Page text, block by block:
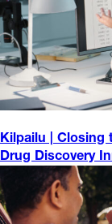
Kilpailu | Closing
Drug Discovery